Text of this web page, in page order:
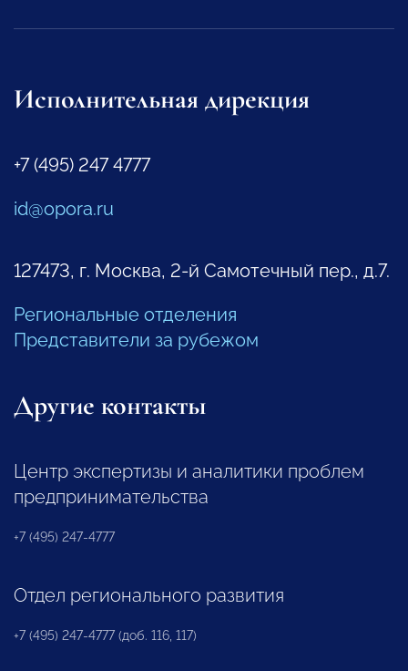
Исполнительная дирекция
+7 (495) 247 4777
id@opora.ru
127473, г. Москва, 2-й Самотечный пер., д.7.
Региональные отделения
Представители за рубежом
Другие контакты
Центр экспертизы и аналитики проблем
предпринимательства
+7 (495) 247-4777
Отдел регионального развития
+7 (495) 247-4777 (доб. 116, 117)